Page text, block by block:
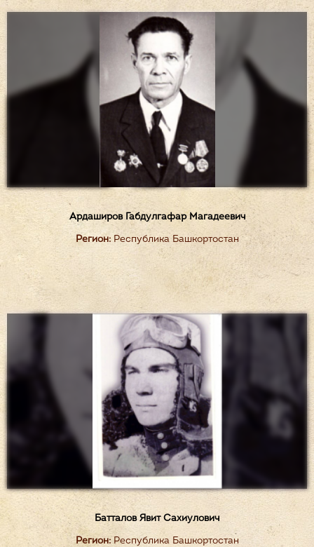
Ардаширов Габдулгафар Магадеевич
Регион:Республика Башкортостан
Батталов Явит Сахиулович
Регион:Республика Башкортостан